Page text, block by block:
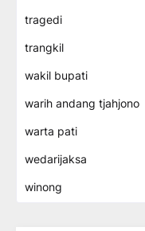
tragedi
trangkil
wakil bupati
warih andang tjahjono
warta pati
wedarijaksa
winong